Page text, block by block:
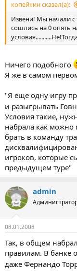
копейкин сказал(а):
Извени! Мы начали с
сошлись на 0 опять
Ничего подобного
Я же в самом
"Я еще одну игру
и разыгрывать
Условия такие,
набрала как
брать в команду
игроков, которые
предыдущем туре"
admin
08.01.2008
Так, в общем
правилам. В банке
даже Фернандо